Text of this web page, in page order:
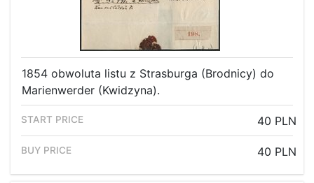
1854 obwoluta listu z Strasburga (Brodnicy) do
Marienwerder (Kwidzyna).
40 PLN
40 PLN